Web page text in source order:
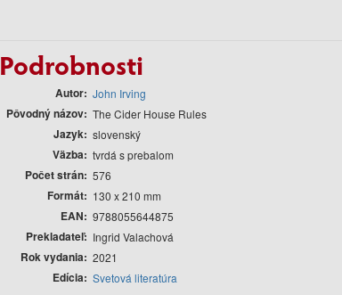
Podrobnosti
Autor John Irving
Pôvodný názov The Cider House Rules
Jazyk slovenský
Väzba tvrdá s prebalom
Počet strán 576
Formát 130 x 210 mm
EAN 9788055644875
Prekladateľ Ingrid Valachová
Rok vydania 2021
Edícia Svetová literatúra